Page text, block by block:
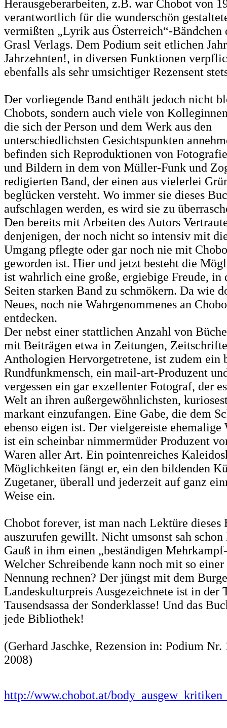
Herausgeberarbeiten, z.B. war Chobot von
verantwortlich für die wunderschön
vermißten „Lyrik aus Österreich“-Bändchen
Grasl Verlags. Dem Podium seit etlichen
Jahrzehnten!, in diversen Funktionen
ebenfalls als sehr umsichtiger Rezensent
Der vorliegende Band enthält jedoch nicht
Chobots, sondern auch viele von
die sich der Person und dem Werk aus den
unterschiedlichsten Gesichtspunkten
befinden sich Reproduktionen von
und Bildern in dem von Müller-Funk und
redigierten Band, der einen aus vielerlei
beglücken versteht. Wo immer sie dieses
aufschlagen werden, es wird sie zu
Den bereits mit Arbeiten des Autors
denjenigen, der noch nicht so intensiv mit
Umgang pflegte oder gar noch nie mit
geworden ist. Hier und jetzt besteht die
ist wahrlich eine große, ergiebige Freude, in
Seiten starken Band zu schmökern. Da wie
Neues, noch nie Wahrgenommenes an
entdecken.
Der nebst einer stattlichen Anzahl von
mit Beiträgen etwa in Zeitungen,
Anthologien Hervorgetretene, ist zudem ein
Rundfunkmensch, ein mail-art-Produzent
vergessen ein gar exzellenter Fotograf, der
Welt an ihren außergewöhnlichsten,
markant einzufangen. Eine Gabe, die dem
ebenso eigen ist. Der vielgereiste ehemalige
ist ein scheinbar nimmermüder Produzent
Waren aller Art. Ein pointenreiches
Möglichkeiten fängt er, ein den bildenden
Zugetaner, überall und jederzeit auf ganz
Weise ein.
Chobot forever, ist man nach Lektüre dieses
auszurufen gewillt. Nicht umsonst sah
Gauß in ihm einen „beständigen
Welcher Schreibende kann noch mit so einer
Nennung rechnen? Der jüngst mit dem
Landeskulturpreis Ausgezeichnete ist in der
Tausendsassa der Sonderklasse! Und das
jede Bibliothek!
(Gerhard Jaschke, Rezension in: Podium
2008)
http://www.chobot.at/